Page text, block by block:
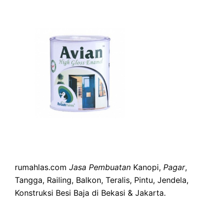
rumahlas.com Jasa Pembuatan Kanopi, Pagar,
Tangga, Railing, Balkon, Teralis, Pintu, Jendela,
Konstruksi Besi Baja di Bekasi & Jakarta.